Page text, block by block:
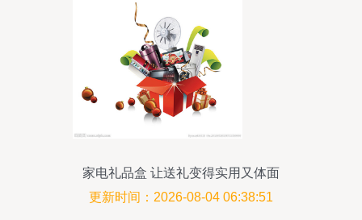
家电礼品盒 让送礼变得实用又体面
更新时间：2026-08-04 06:38:51